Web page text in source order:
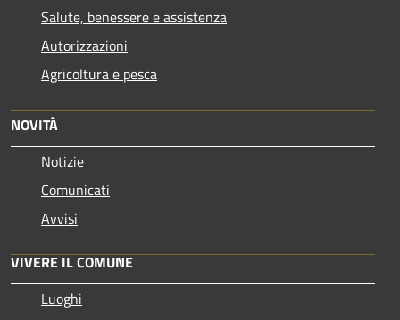
Salute, benessere e assistenza
Autorizzazioni
Agricoltura e pesca
NOVITÀ
Notizie
Comunicati
Avvisi
VIVERE IL COMUNE
Luoghi